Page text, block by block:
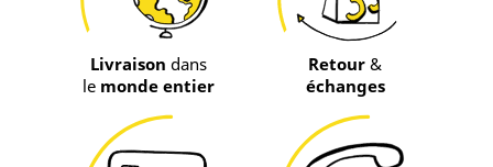
Livraison dans
lemonde entier
Retour &
échanges